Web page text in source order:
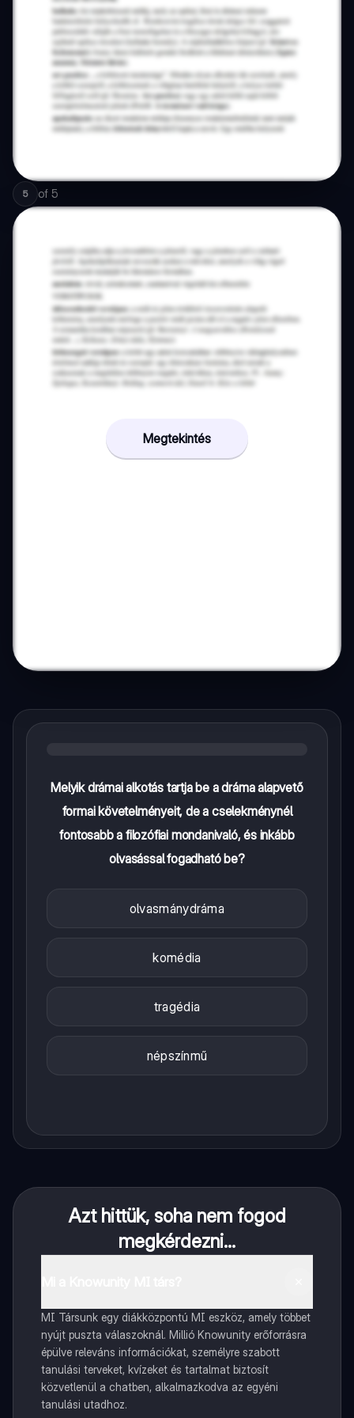
5 of 5
Megtekintés
Melyik drámai alkotás tartja be a dráma alapvető
formai követelményeit, de a cselekménynél
fontosabb a filozófiai mondanivaló, és inkább
olvasással fogadható be?
olvasmánydráma
komédia
tragédia
népszínmű
Azt hittük, soha nem fogod
megkérdezni...
MI Társunk egy diákközpontú MI eszköz, amely többet
nyújt puszta válaszoknál. Millió Knowunity erőforrásra
épülve releváns információkat, személyre szabott
tanulási terveket, kvízeket és tartalmat biztosít
közvetlenül a chatben, alkalmazkodva az egyéni
tanulási utadhoz.